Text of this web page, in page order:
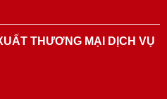
THƯƠNG MẠI DỊCH VỤ